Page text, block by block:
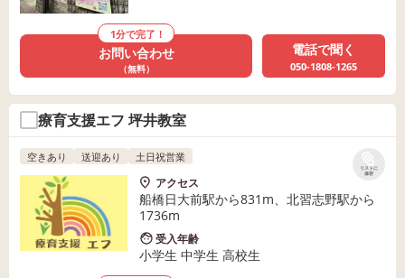
1分で完了！
お問い合わせ
（無料）
電話で聞く
050-1808-1265
療育支援エフ 坪井教室
リストに
保存
空きあり 送迎あり 土日祝営業
アクセス
船橋日大前駅から831m、北習志野駅から
1736m
受入年齢
小学生 中学生 高校生